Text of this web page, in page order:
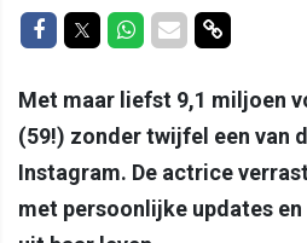
Delen op Facebook
Delen op Twitter
Delen op Whatsapp
Delen via Mail
Delen via
Met maar liefst 9,1 miljoen
(59!) zonder twijfel een van
Instagram. De actrice
met persoonlijke updates